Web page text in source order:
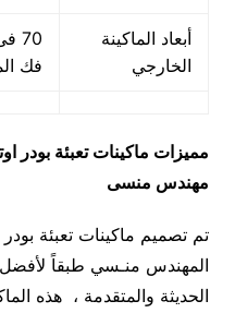
أبعاد الماكينة
الخارجي
فك
مميزات ماكينات تعبئة بودر
مهندس منسى
المهندس منـسي طبقاً لأفضل